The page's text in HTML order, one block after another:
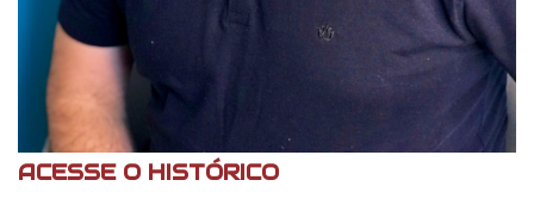
ACESSE O HISTÓRICO